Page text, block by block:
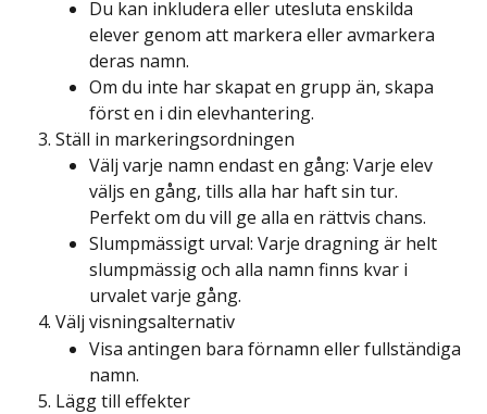
Du kan inkludera eller utesluta enskilda
elever genom att markera eller avmarkera
deras namn.
Om du inte har skapat en grupp än, skapa
först en i din elevhantering.
Ställ in markeringsordningen
Välj varje namn endast en gång: Varje elev
väljs en gång, tills alla har haft sin tur.
Perfekt om du vill ge alla en rättvis chans.
Slumpmässigt urval: Varje dragning är helt
slumpmässig och alla namn finns kvar i
urvalet varje gång.
Välj visningsalternativ
Visa antingen bara förnamn eller fullständiga
namn.
Lägg till effekter